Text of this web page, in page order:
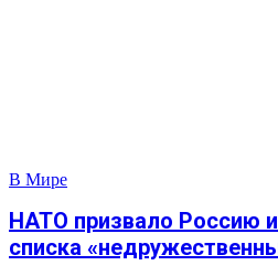
В Мире
НАТО призвало Россию
списка